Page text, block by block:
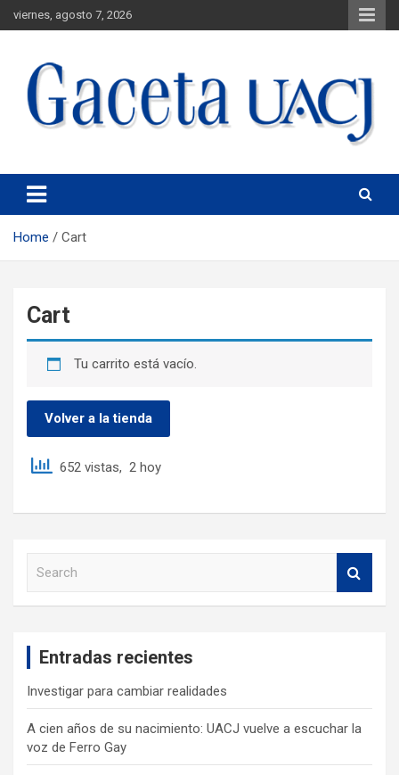
viernes, agosto 7, 2026
Gaceta UACJ
Home Cart
Cart
Tu carrito está vacío.
Volver a la tienda
652 vistas, 2 hoy
Entradas recientes
Investigar para cambiar realidades
A cien años de su nacimiento: UACJ vuelve a escuchar la
voz de Ferro Gay